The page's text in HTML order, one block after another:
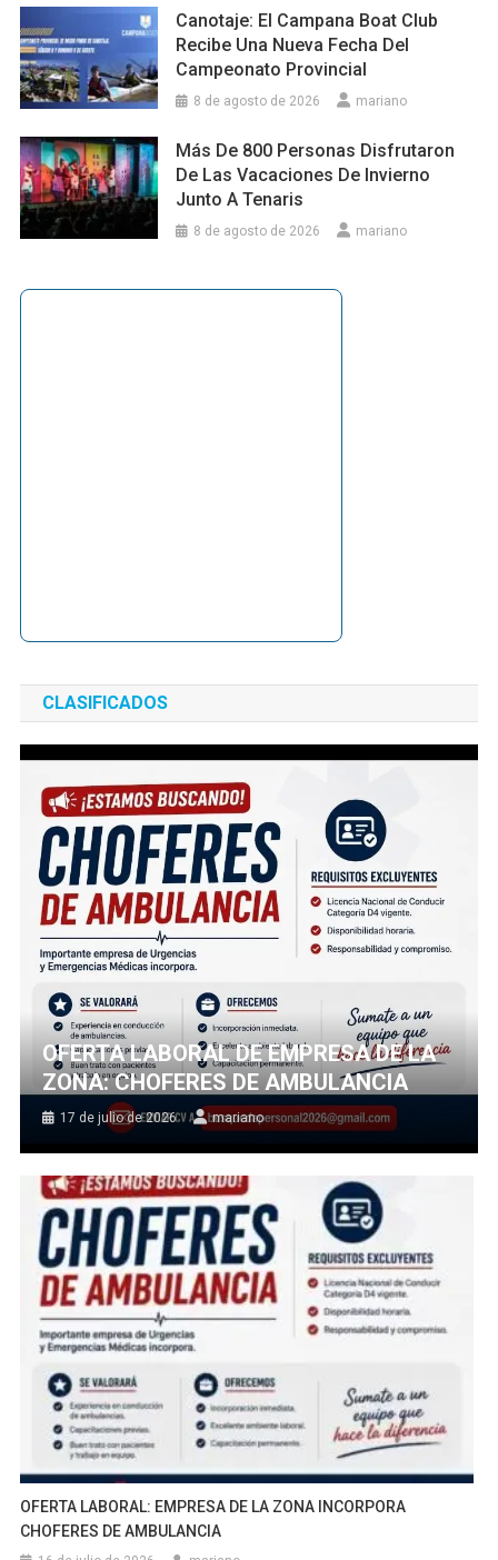
Canotaje: El Campana Boat Club
Recibe Una Nueva Fecha Del
Campeonato Provincial
8 de agosto de 2026 mariano
Más De 800 Personas Disfrutaron
De Las Vacaciones De Invierno
Junto A Tenaris
8 de agosto de 2026 mariano
CLASIFICADOS
OFERTA LABORAL DE EMPRESA DE LA
ZONA: CHOFERES DE AMBULANCIA
17 de julio de 2026 mariano
OFERTA LABORAL: EMPRESA DE LA ZONA INCORPORA
CHOFERES DE AMBULANCIA